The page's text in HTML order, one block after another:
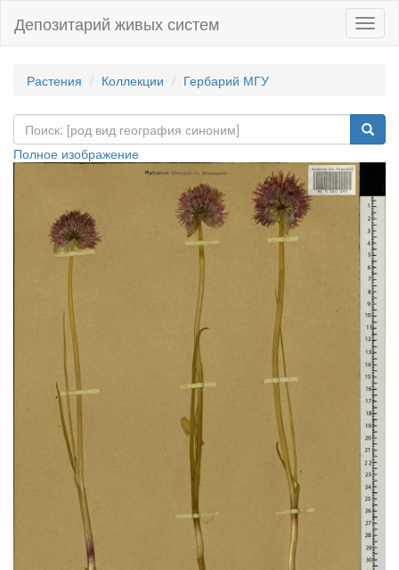
Депозитарий живых систем
Растения Коллекции Гербарий МГУ
Полное изображение